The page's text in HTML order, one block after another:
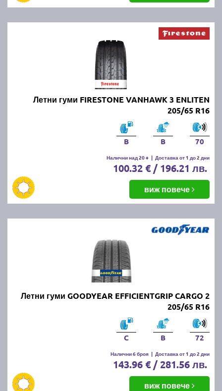
Летни гуми FIRESTONE VANHAWK 3 ENLITEN
205/65 R16
B B 70
Налични над 20 + | Доставка от 1 до 2 дни
100.32 € / 196.21 лв.
виж повече
Летни гуми GOODYEAR EFFICIENTGRIP CARGO 2
205/65 R16
C B 72
Налични 6 броя | Доставка от 1 до 2 дни
143.96 € / 281.56 лв.
виж повече